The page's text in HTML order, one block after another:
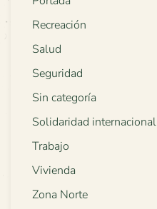
Recreación
Salud
Seguridad
Sin categoría
Solidaridad internacional
Trabajo
Vivienda
Zona Norte